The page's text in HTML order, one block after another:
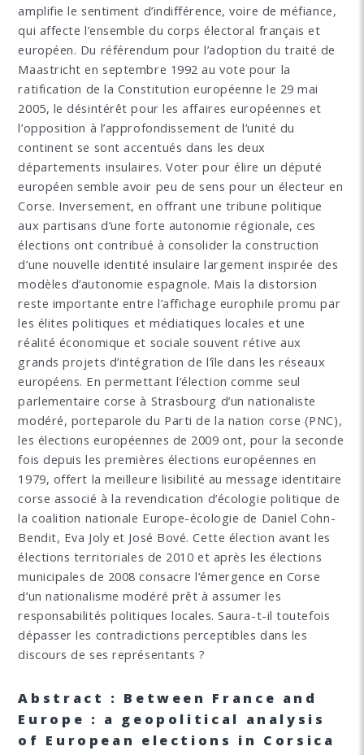
amplifie le sentiment d’indifférence, voire de méfiance,
qui affecte l’ensemble du corps électoral français et
européen. Du référendum pour l’adoption du traité de
Maastricht en septembre 1992 au vote pour la
ratification de la Constitution européenne le 29 mai
2005, le désintérêt pour les affaires européennes et
l’opposition à l’approfondissement de l’unité du
continent se sont accentués dans les deux
départements insulaires. Voter pour élire un député
européen semble avoir peu de sens pour un électeur en
Corse. Inversement, en offrant une tribune politique
aux partisans d’une forte autonomie régionale, ces
élections ont contribué à consolider la construction
d’une nouvelle identité insulaire largement inspirée des
modèles d’autonomie espagnole. Mais la distorsion
reste importante entre l’affichage europhile promu par
les élites politiques et médiatiques locales et une
réalité économique et sociale souvent rétive aux
grands projets d’intégration de l’île dans les réseaux
européens. En permettant l’élection comme seul
parlementaire corse à Strasbourg d’un nationaliste
modéré, porteparole du Parti de la nation corse (PNC),
les élections européennes de 2009 ont, pour la seconde
fois depuis les premières élections européennes en
1979, offert la meilleure lisibilité au message identitaire
corse associé à la revendication d’écologie politique de
la coalition nationale Europe-écologie de Daniel Cohn-
Bendit, Eva Joly et José Bové. Cette élection avant les
élections territoriales de 2010 et après les élections
municipales de 2008 consacre l’émergence en Corse
d’un nationalisme modéré prêt à assumer les
responsabilités politiques locales. Saura-t-il toutefois
dépasser les contradictions perceptibles dans les
discours de ses représentants ?
Abstract : Between France and
Europe : a geopolitical analysis
of European elections in Corsica